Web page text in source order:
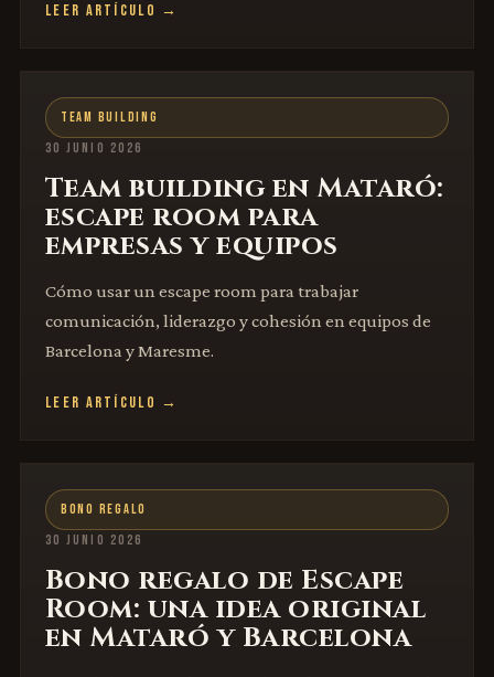
LEER ARTÍCULO →
TEAM BUILDING
30 JUNIO 2026
Team building en Mataró:
escape room para
empresas y equipos
Cómo usar un escape room para trabajar
comunicación, liderazgo y cohesión en equipos de
Barcelona y Maresme.
LEER ARTÍCULO →
BONO REGALO
30 JUNIO 2026
Bono regalo de Escape
Room: una idea original
en Mataró y Barcelona